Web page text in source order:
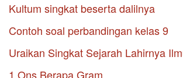
Kultum singkat beserta dalilnya
Contoh soal perbandingan kelas 9
Uraikan Singkat Sejarah Lahirnya
1 Ons Berapa Gram